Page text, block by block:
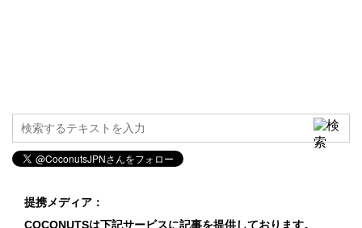
提携メディア：
COCONUTSは下記サービスに記事を提供しております。